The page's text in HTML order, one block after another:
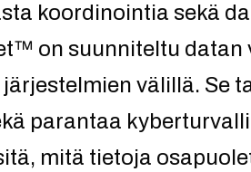
koordinointia sekä
on suunniteltu datan
välillä. Se
parantaa
mitä tietoja